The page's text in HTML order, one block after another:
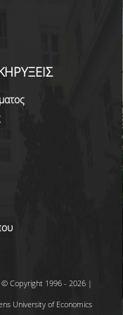
ΣΠΟΥΔΩΝ
ΚΑΙ ΔΙΔΑΚΤΙΚΗΣ
ΥΠΟΛΟΓΙΣΤΩΝ
© Copyright 1996 - 2026 |
University of Economics